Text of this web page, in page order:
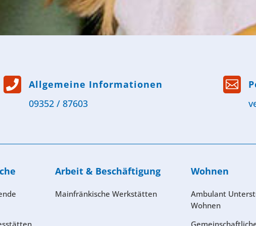

Allgemeine Informationen
09352 / 87603

Arbeit & Beschäftigung
Mainfränkische Werkstätten
Wohnen
Ambulant
Wohnen